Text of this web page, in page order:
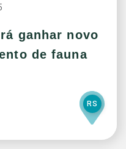
ganhar novo
de fauna
RS